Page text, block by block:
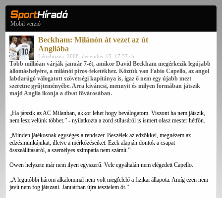
Mobil verzió
Beckham: Milánón át vezet az út
Angliába
Létrehozva: 2008. december 15. 17:37 sh
Több millióan várják január 7-ét, amikor David Beckham megérkezik legújabb
állomáshelyére, a milánói piros-feketékhez. Köztük van Fabio Capello, az angol
labdarúgó válogatott szövetségi kapitánya is, igaz ő nem egy újabb mezt
szeretne gyűjteményébe. Arra kiváncsi, mennyit és milyen formában játszik
majd Anglia ikonja a divat fővárosában.
„Ha játszik az AC Milanban, akkor lehet hogy beválogatom. Viszont ha nem játszik,
nem lesz velünk többet.” - nyilatkozta a zord stílusáról is ismert olasz mester hétfőn.
„Minden játékosnak egységes a rendszer. Beszélek az edzőkkel, megnézem az
edzésmunkájukat, illetve a mérkőzéseiket. Ezek alapján döntök a csapat
összeállításáról, a személyes szimpátia nem számít.”
Owen helyzete már nem ilyen egyszerű. Vele egyáltalán nem elégedett Capello.
„A legutóbbi három alkalommal nem volt megfelelő a fizikai állapota. Amíg ezen nem
javít nem fog játszani. Januárban újra tesztelem őt.”